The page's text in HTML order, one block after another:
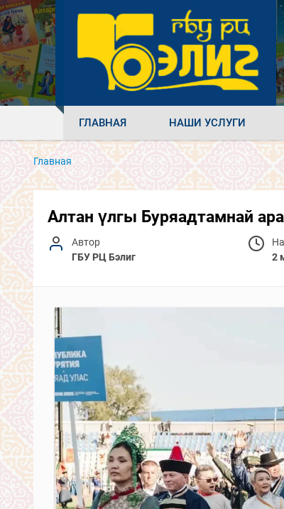
ГЛАВНАЯ НАШИ УСЛУГИ
Главная
Алтан үлгы Буряадтамнай
Автор
ГБУ РЦ Бэлиг
2